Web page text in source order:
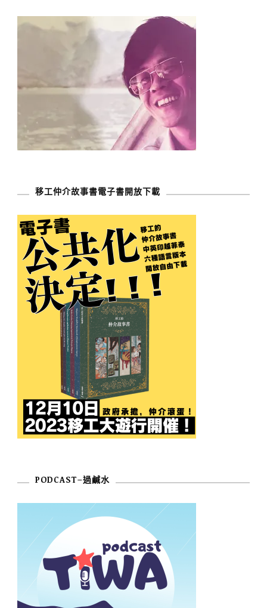
移工仲介故事書電子書開放下載
PODCAST–過鹹水